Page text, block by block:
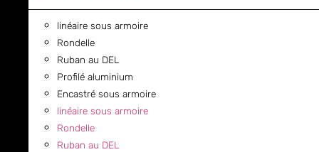
linéaire sous armoire
Rondelle
Ruban au DEL
Profilé aluminium
Encastré sous armoire
linéaire sous armoire
Rondelle
Ruban au DEL